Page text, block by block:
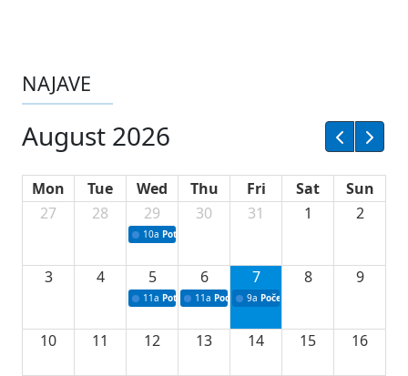
NAJAVE
August 2026
Mon Tue Wed Thu Fri Sat
Sun
27
28 29
10a Potpisivanje ugovora sa neprofitnim
30 31 1 2
3 4 5
11a Potpisivanje ugovora o stipendijama za
6
11a Podrška razvoju vodne infrastrukture u
7
9a Početak izgradnje nove
8 9
10 11 12 13 14 15 16